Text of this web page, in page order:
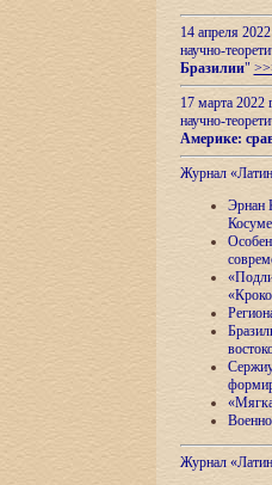
14 апреля
научно-
Бразилии"
17 марта 2022
научно-
Америке:
Журнал
Эрнан
Журнал